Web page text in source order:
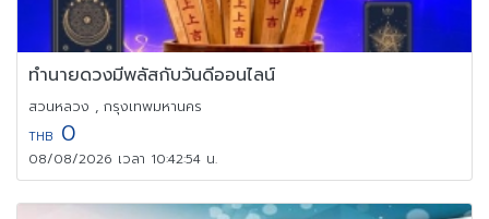
ทำนายดวงมีพลัสกับวันดีออนไลน์
สวนหลวง , กรุงเทพมหานคร
THB 0
08/08/2026 เวลา 10:42:54 น.